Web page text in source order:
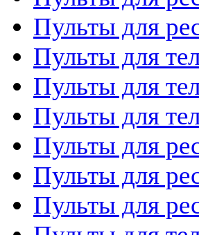
Пульты для
Пульты для
Пульты для
Пульты для
Пульты для
Пульты для
Пульты для